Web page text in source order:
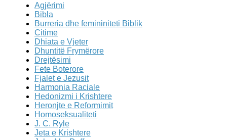
Agjërimi
Bibla
Burreria dhe femininiteti Biblik
Citime
Dhiata e Vjeter
Dhuntitë Frymërore
Drejtësimi
Fete Boterore
Fjalet e Jezusit
Harmonia Raciale
Hedonizmi i Krishtere
Heronjte e Reformimit
Homoseksualiteti
J. C. Ryle
Jeta e Krishtere